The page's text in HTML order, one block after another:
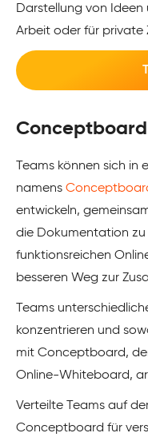
Darstellung von Ideen
Arbeit oder für private
Conceptboard
Teams können sich in
namens
entwickeln,
die Dokumentation zu
funktionsreichen
besseren Weg zur
Teams
konzentrieren und
mit Conceptboard,
Online-Whiteboard,
Verteilte Teams auf
Conceptboard für